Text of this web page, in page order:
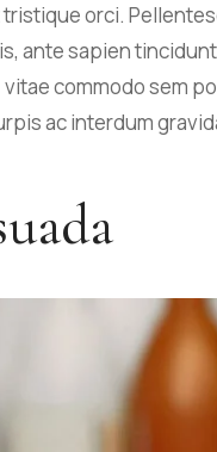
orci.
ante sapien
commodo sem
ac interdum